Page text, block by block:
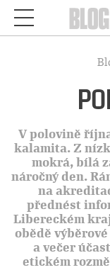
V polovině
kalamita. Z
mokrá, bílá
náročný den.
na
přednést
Libereckém
obědě
a večer
etickém